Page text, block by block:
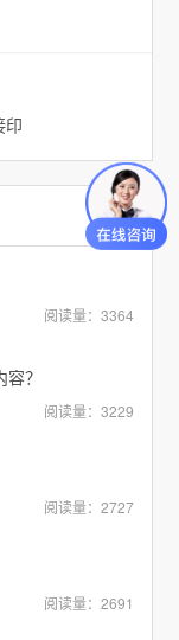
印
阅读量：3364
？
阅读量：3229
阅读量：2727
阅读量：2691